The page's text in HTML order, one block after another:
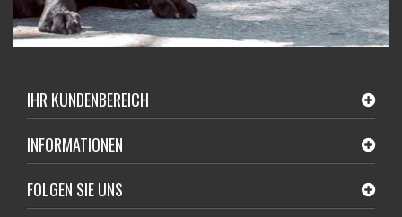
IHR KUNDENBEREICH
INFORMATIONEN
FOLGEN SIE UNS